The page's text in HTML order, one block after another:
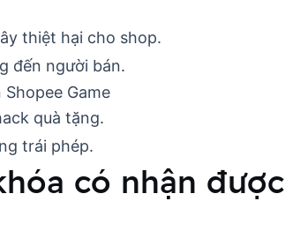
thiệt hại cho shop.
đến người bán.
Game
quà tặng.
trái phép.
có nhận được